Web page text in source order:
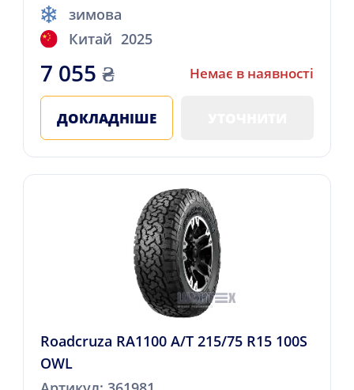
зимова
Китай 2025
7 055 ₴ Немає в наявності
ДОКЛАДНІШЕ
Roadcruza RA1100 A/T 215/75 R15 100S
OWL